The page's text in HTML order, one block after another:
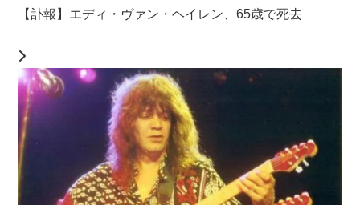
【訃報】エディ・ヴァン・ヘイレン、65歳で死去